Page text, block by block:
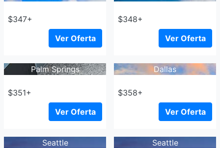
$347+
Ver Oferta
$348+
Ver Oferta
Palm Springs
$351+
Ver Oferta
Dallas
$358+
Ver Oferta
Seattle Seattle